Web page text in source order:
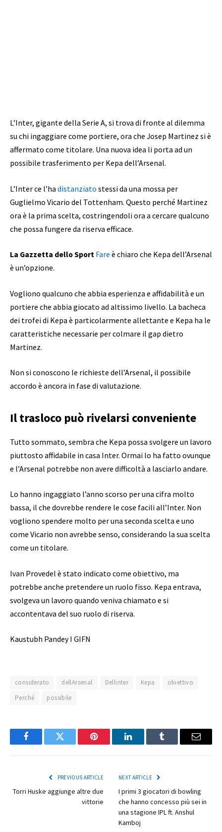
L’Inter, gigante della Serie A, si trova di fronte al dilemma
su chi ingaggiare come portiere, ora che Josep Martinez si è
affermato come titolare. Una nuova idea li porta ad un
possibile trasferimento per Kepa dell’Arsenal.
L’Inter ce l’ha distanziato stessi da una mossa per
Guglielmo Vicario del Tottenham. Questo perché Martinez
ora è la prima scelta, costringendoli ora a cercare qualcuno
che possa fungere da riserva efficace.
La Gazzetta dello Sport Fare è chiaro che Kepa dell’Arsenal
è un’opzione.
Vogliono qualcuno che abbia esperienza e affidabilità e un
portiere che abbia giocato ad altissimo livello. La bacheca
dei trofei di Kepa è particolarmente allettante e Kepa ha le
caratteristiche necessarie per colmare il gap dietro
Martinez.
Non si conoscono le richieste dell’Arsenal, il possibile
accordo è ancora in fase di valutazione.
Il trasloco può rivelarsi conveniente
Tutto sommato, sembra che Kepa possa svolgere un lavoro
piuttosto affidabile in casa Inter. Ormai lo ha fatto ovunque
e l’Arsenal potrebbe non avere difficoltà a lasciarlo andare.
Lo hanno ingaggiato l’anno scorso per una cifra molto
bassa, il che dovrebbe rendere le cose facili all’Inter. Non
vogliono spendere molto per una seconda scelta e uno
come Vicario non avrebbe senso, considerando la sua scelta
come un titolare.
Ivan Provedel è stato indicato come obiettivo, ma
potrebbe anche pretendere un ruolo fisso. Kepa entrava,
svolgeva un lavoro quando veniva chiamato e si
accontentava del suo ruolo di riserva.
Kaustubh Pandey I GIFN
considerato dellArsenal Dellinter Kepa
obiettivo
Perché
possibile
FacebookTwitter Pinterest LinkedInTumblr Email
PREVIOUS ARTICLE
Torri Huske aggiunge altre due
vittorie
NEXT ARTICLE
I primi 3 giocatori di bowling
che hanno concesso più sei in
una stagione IPL ft. Anshul
Kamboj